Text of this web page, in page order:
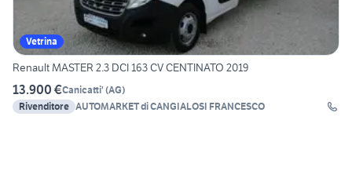
Vetrina
Renault MASTER 2.3 DCI 163 CV CENTINATO 2019
13.900 €Canicatti' (AG)
Rivenditore AUTOMARKET di CANGIALOSI FRANCESCO